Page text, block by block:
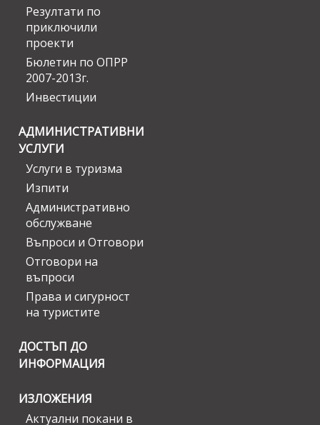
Резултати по
приключили
проекти
Бюлетин по ОПРР
2007-2013г.
Инвестиции
АДМИНИСТРАТИВНИ
УСЛУГИ
Услуги в туризма
Изпити
Административно
обслужване
Въпроси и Отговори
Отговори на
въпроси
Права и сигурност
на туристите
ДОСТЪП ДО
ИНФОРМАЦИЯ
ИЗЛОЖЕНИЯ
Актуални покани в